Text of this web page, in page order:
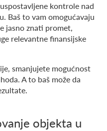
kontrole nad
Baš to vam omogućavaju
jasno znati promet,
relevantne finansijske
smanjujete mogućnost
A to baš može da
objekta u